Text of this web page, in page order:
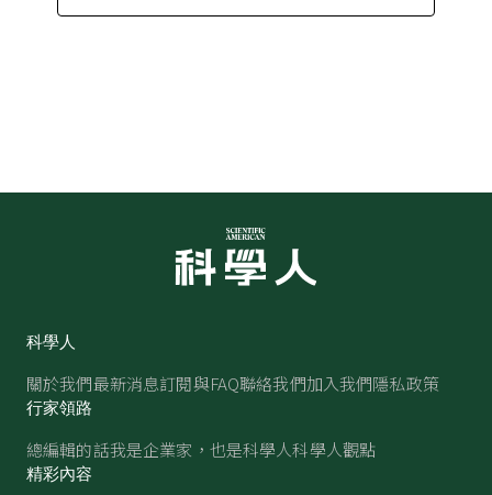
科學人
關於我們最新消息訂閱與FAQ聯絡我們加入我們隱私政策
行家領路
總編輯的話我是企業家，也是科學人科學人觀點
精彩內容